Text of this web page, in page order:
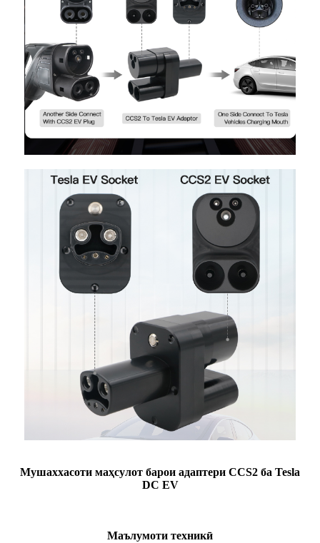
Мушаххасоти маҳсулот барои адаптери CCS2 ба Tesla
DC EV
Маълумоти техникӣ